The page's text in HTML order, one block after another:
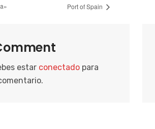
Port of Spain
estar conectado para